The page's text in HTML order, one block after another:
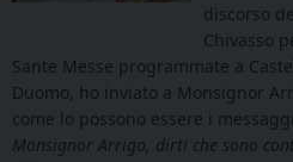
discorso
Chivasso
Sante Messe programmate a
Duomo, ho inviato a Monsignor
come lo possono essere i messaggi
Monsignor Arrigo, dirti che sono